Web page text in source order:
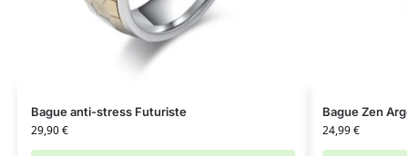
Bague anti-stress Futuriste
29,90€
Bague Zen
24,99€